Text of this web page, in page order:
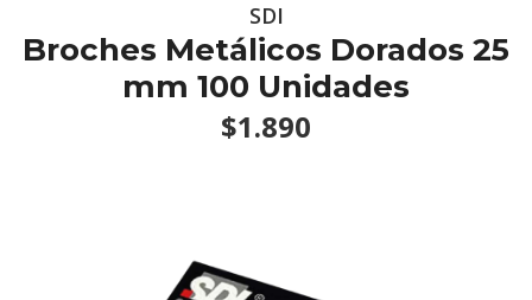
SDI
Broches Metálicos Dorados 25
mm 100 Unidades
$1.890